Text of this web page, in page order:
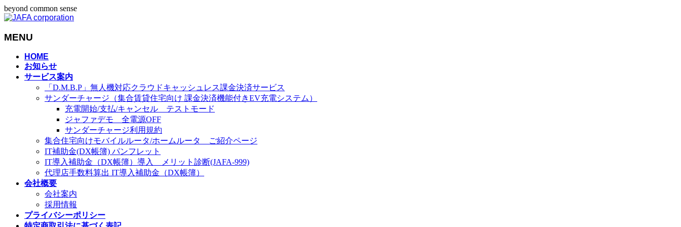
beyond common sense
MENU
HOME
お知らせ
サービス案内
「D.M.B.P」無人機対応クラウドキャッシュレス課金決済サービス
サンダーチャージ（集合賃貸住宅向け 課金決済機能付きEV充電システム）
充電開始/支払/キャンセル テストモード
ジャファデモ 全電源OFF
サンダーチャージ利用規約
集合住宅向けモバイルルータ/ホームルータ ご紹介ページ
IT補助金(DX帳簿) パンフレット
IT導入補助金（DX帳簿）導入 メリット診断(JAFA-999)
代理店手数料算出 IT導入補助金（DX帳簿）
会社概要
会社案内
採用情報
プライバシーポリシー